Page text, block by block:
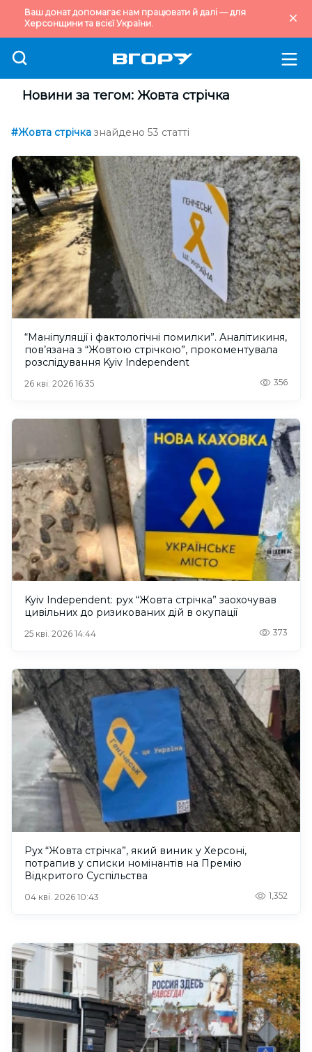
Ваш донат допомагає нам працювати й далі — для
Херсонщини та всієї України.
Новини за тегом: Жовта стрічка
#Жовта стрічка знайдено 53 статті
“Маніпуляції і фактологічні помилки”. Аналітикиня,
пов’язана з “Жовтою стрічкою”, прокоментувала
розслідування Kyiv Independent
26 кві. 2026 16:35 356
Kyiv Independent: рух “Жовта стрічка” заохочував
цивільних до ризикованих дій в окупації
25 кві. 2026 14:44 373
Рух “Жовта стрічка”, який виник у Херсоні,
потрапив у списки номінантів на Премію
Відкритого Суспільства
04 кві. 2026 10:43 1,352